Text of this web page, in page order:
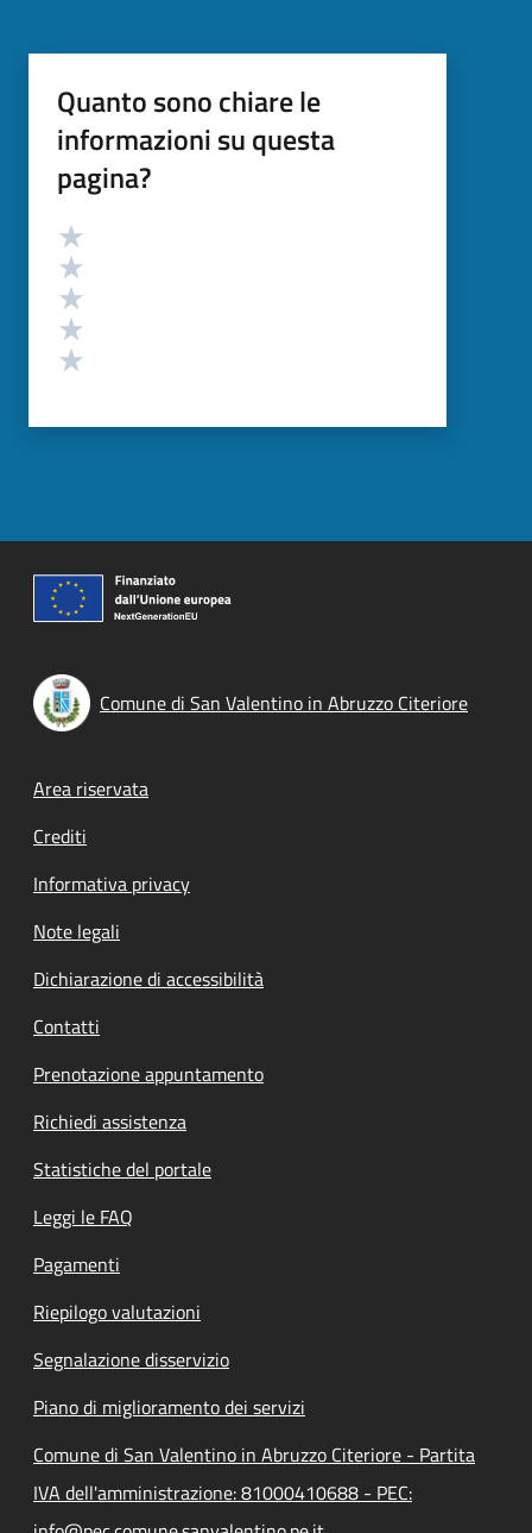
Quanto sono chiare le
informazioni su questa
pagina?
Valutazione
Comune di San Valentino in Abruzzo Citeriore
Footer menu
Area riservata
Crediti
Informativa privacy
Note legali
Dichiarazione di accessibilità
Contatti
Prenotazione appuntamento
Richiedi assistenza
Statistiche del portale
Leggi le FAQ
Pagamenti
Riepilogo valutazioni
Segnalazione disservizio
Piano di miglioramento dei servizi
Comune di San Valentino in Abruzzo Citeriore - Partita
IVA dell'amministrazione: 81000410688 - PEC: